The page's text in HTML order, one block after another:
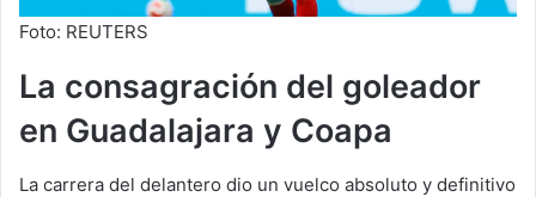
Foto: REUTERS
La consagración del goleador
en Guadalajara y Coapa
La carrera del delantero dio un vuelco absoluto y definitivo